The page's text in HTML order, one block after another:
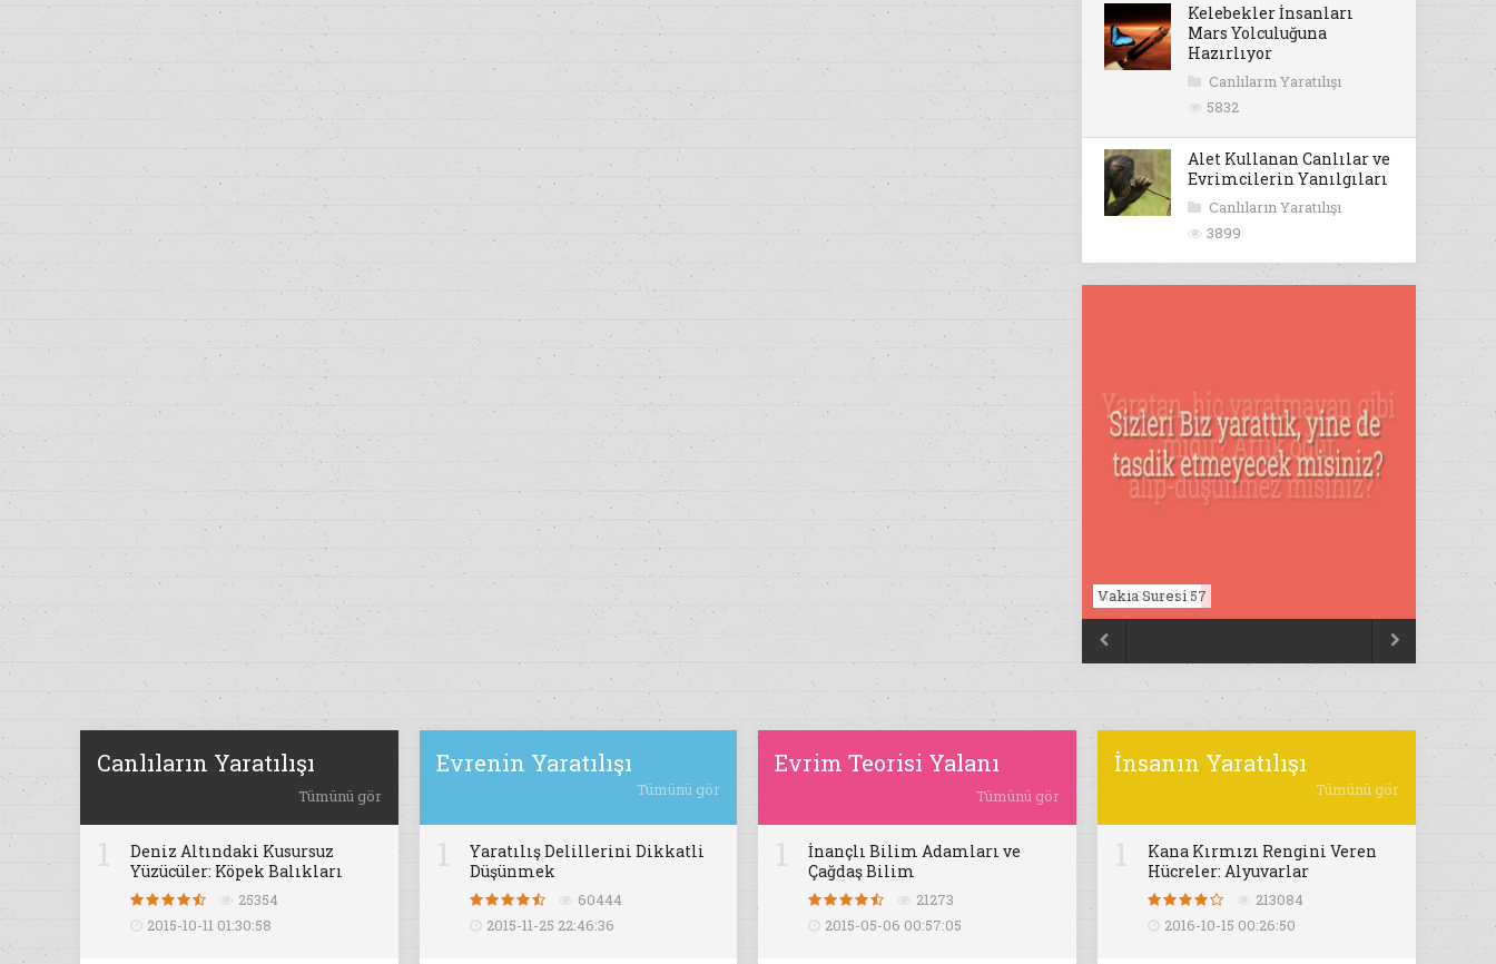
Kelebekler İnsanları
Mars Yolculuğuna
Hazırlıyor
Canlıların Yaratılışı
5832
Alet Kullanan Canlılar ve
Evrimcilerin Yanılgıları
Canlıların Yaratılışı
3899
Nahl Suresi 17
 
Canlıların Yaratılışı
Tümünü gör
Deniz Altındaki Kusursuz
Yüzücüler: Köpek Balıkları
25354
2015-10-11 01:30:58
Evrenin Yaratılışı
Tümünü gör
Yaratılış Delillerini Dikkatli
Düşünmek
60444
2015-11-25 22:46:36
Evrim Teorisi Yalanı
Tümünü gör
İnançlı Bilim Adamları ve
Çağdaş Bilim
21273
2015-05-06 00:57:05
İnsanın Yaratılışı
Tümünü gör
Kana Kırmızı Rengini Veren
Hücreler: Alyuvarlar
213084
2016-10-15 00:26:50